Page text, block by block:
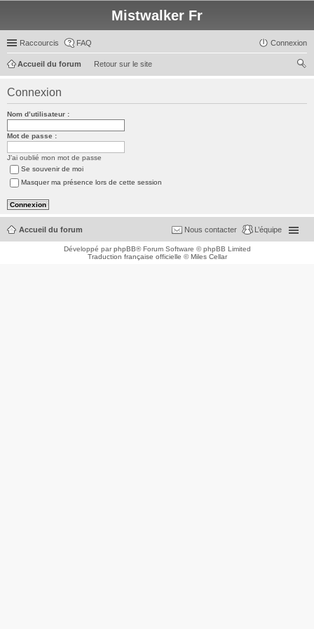
Mistwalker Fr
Raccourcis FAQ Connexion
Retour sur le site
Accueil du forum
Connexion
Nom d’utilisateur :
Mot de passe :
J’ai oublié mon mot de passe
Se souvenir de moi
Masquer ma présence lors de cette session
Accueil du forum L’équipe
Nous contacter
Développé parphpBB® Forum Software © phpBB Limited
Traduction française officielle ©Miles Cellar